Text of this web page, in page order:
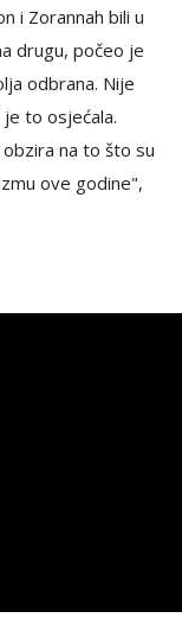
i Zorannah bili u
drugu, počeo je
odbrana. Nije
to osjećala.
na to što su
ove godine",